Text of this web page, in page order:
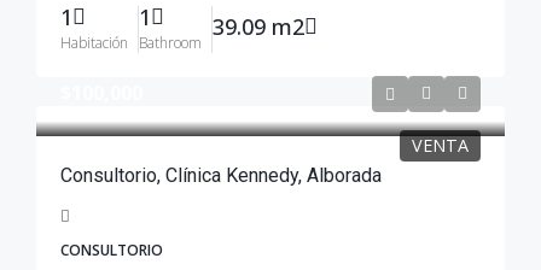
1
Habitación
1
Bathroom
39.09 m2
VENTA
Consultorio, Clínica Kennedy, Alborada
CONSULTORIO